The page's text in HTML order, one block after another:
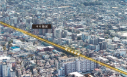
間取り
ブランド